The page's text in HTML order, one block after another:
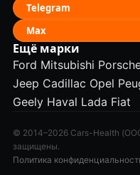
Telegram
Max
Ещё марки
Ford Mitsubishi
Jeep Cadillac Opel
Geely Haval Lada Fiat
© 2014–2026 Cars-Health
защищены.
Политика